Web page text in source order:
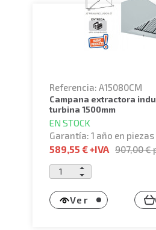
Referencia: A15080CM
campana extractora industrial sin
turbina 1500mm
EN STOCK
Garantía: 1 año en piezas
589,55 €+IVA 907,00 €
Ver